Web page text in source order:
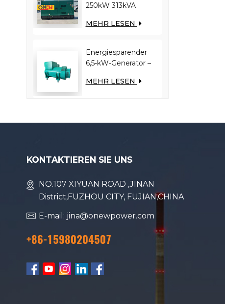
250kW 313kVA
WT13B-308DE
MEHR LESEN
Energiesparender
6,5-kW-Generator –
Motorlast und
MEHR LESEN
KONTAKTIEREN SIE UNS
NO.107 XIYUAN ROAD ,JINAN
District,FUZHOU CITY, FUJIAN,CHINA
E-mail: jina@onewpower.com
+86-15980204507